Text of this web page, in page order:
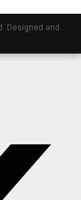
Designed and